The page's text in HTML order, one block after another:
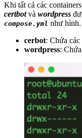
Khi tất cả các
certbotvà wordpress
compose.yml như
cerbot: Chứa
wordpress: